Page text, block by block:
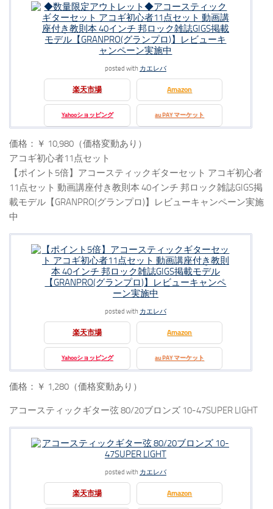
◆数量限定アウトレット◆アコースティック
ギターセット アコギ初心者11点セット 動画講
座付き教則本 40インチ 邦ロック雑誌GIGS掲載
モデル【GRANPRO(グランプロ)】レビューキ
ャンペーン実施中
posted with カエレバ
楽天市場 Amazon
Yahooショッピング au PAY マーケット
価格：￥ 10,980（価格変動あり）
アコギ初心者11点セット
【ポイント5倍】アコースティックギターセット アコギ初心者
11点セット 動画講座付き教則本 40インチ 邦ロック雑誌GIGS掲
載モデル【GRANPRO(グランプロ)】レビューキャンペーン実施
中
【ポイント5倍】アコースティックギターセッ
ト アコギ初心者11点セット 動画講座付き教則
本 40インチ 邦ロック雑誌GIGS掲載モデル
【GRANPRO(グランプロ)】レビューキャンペ
ーン実施中
posted with カエレバ
楽天市場 Amazon
Yahooショッピング au PAY マーケット
価格：￥ 1,280（価格変動あり）
アコースティックギター弦 80/20ブロンズ 10-47SUPER LIGHT
アコースティックギター弦 80/20ブロンズ 10-
47SUPER LIGHT
posted with カエレバ
楽天市場 Amazon